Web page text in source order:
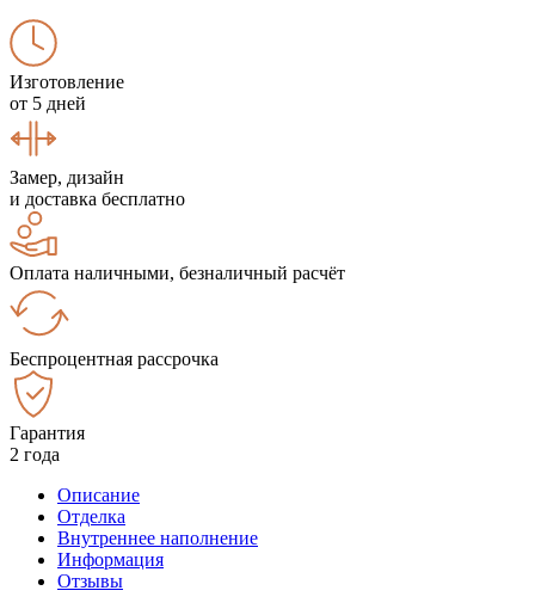
Изготовление
от 5 дней
Замер, дизайн
и доставка бесплатно
Оплата наличными, безналичный расчёт
Беспроцентная рассрочка
Гарантия
2 года
Описание
Отделка
Внутреннее наполнение
Информация
Отзывы